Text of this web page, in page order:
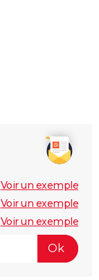
Voir un exemple
Voir un exemple
Voir un exemple